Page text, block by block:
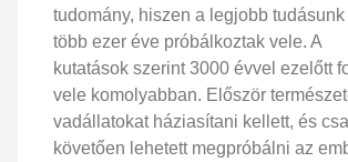
tudomány, hiszen a legjobb
több ezer éve próbálkoztak vele. A
kutatások szerint 3000 évvel ezelőtt
vele komolyabban. Először
vadállatokat háziasítani kellett, és
követően lehetett megpróbálni az